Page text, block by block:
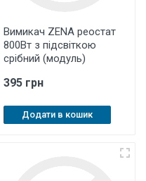
Вимикач ZENA реостат
800Вт з підсвіткою
срібний (модуль)
395 грн
Додати в кошик